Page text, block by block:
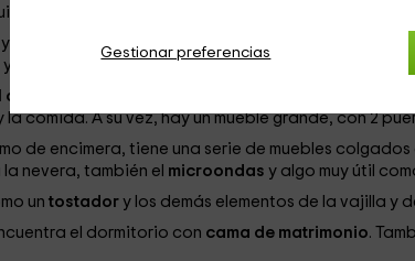
Gestionar preferencias
de pantalla plana, que se ve acompañada por el
libros.
comedor
comida. A su vez, hay un mueble grande, con 2
de encimera, tiene una serie de muebles
nevera, también el microondas y algo muy útil
un tostador y los demás elementos de la vajilla y
el dormitorio con cama de matrimonio.